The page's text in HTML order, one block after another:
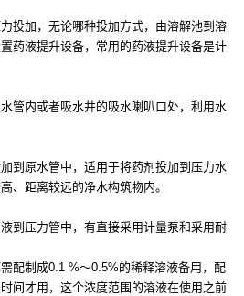
投加，无论哪种投加方式，由溶解池到溶
药液提升设备，常用的药液提升设备是计
管内或者吸水井的吸水喇叭口处，利用水
到原水管中，适用于将药剂投加到压力水
、距离较远的净水构筑物内。
到压力管中，有直接采用计量泵和采用耐
配制成0.1 %～0.5%的稀释溶液备用，配
间才用，这个浓度范围的溶液在使用之前